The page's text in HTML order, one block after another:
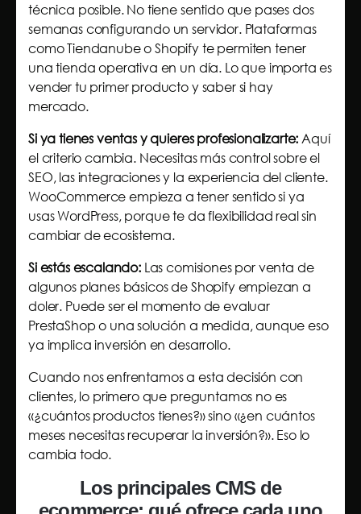
técnica posible. No tiene sentido que pases dos
semanas configurando un servidor. Plataformas
como Tiendanube o Shopify te permiten tener
una tienda operativa en un día. Lo que importa es
vender tu primer producto y saber si hay
mercado.
Si ya tienes ventas y quieres profesionalizarte: Aquí
el criterio cambia. Necesitas más control sobre el
SEO, las integraciones y la experiencia del cliente.
WooCommerce empieza a tener sentido si ya
usas WordPress, porque te da flexibilidad real sin
cambiar de ecosistema.
Si estás escalando:Las comisiones por venta de
algunos planes básicos de Shopify empiezan a
doler. Puede ser el momento de evaluar
PrestaShop o una solución a medida, aunque eso
ya implica inversión en desarrollo.
Cuando nos enfrentamos a esta decisión con
clientes, lo primero que preguntamos no es
«¿cuántos productos tienes?» sino «¿en cuántos
meses necesitas recuperar la inversión?». Eso lo
cambia todo.
Los principales CMS de